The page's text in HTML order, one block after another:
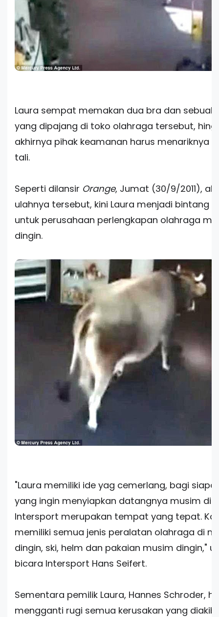
Laura sempat memakan dua bra dan sebuah
yang dipajang di toko olahraga tersebut,
akhirnya pihak keamanan harus menariknya
tali.
Seperti dilansir Orange, Jumat (30/9/2011),
ulahnya tersebut, kini Laura menjadi bintang
untuk perusahaan perlengkapan olahraga
dingin.
"Laura memiliki ide yag cemerlang, bagi siapa
yang ingin menyiapkan datangnya musim
Intersport merupakan tempat yang tepat.
memiliki semua jenis peralatan olahraga di
dingin, ski, helm dan pakaian musim dingin,"
bicara Intersport Hans Seifert.
Sementara pemilik Laura, Hannes Schroder,
mengganti rugi semua kerusakan yang